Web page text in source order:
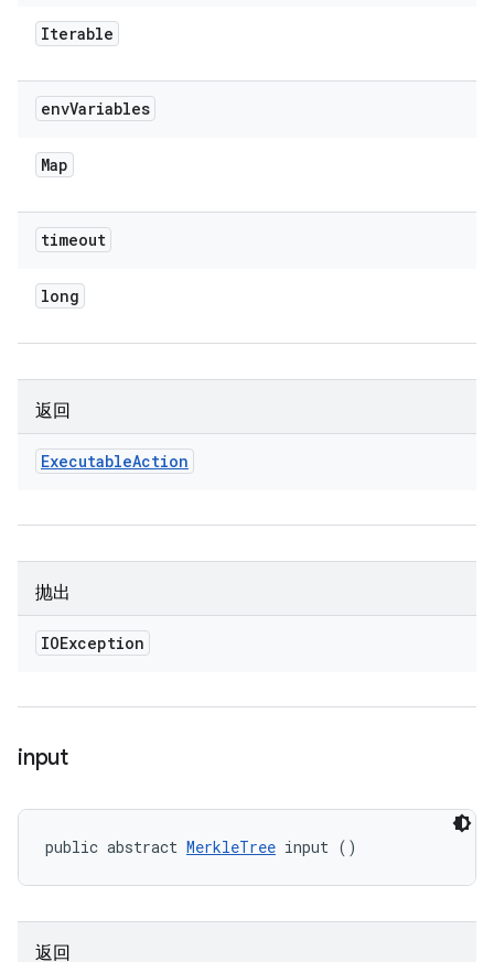
Iterable
envVariables
Map
timeout
long
返回
ExecutableAction
抛出
IOException
input
public abstract MerkleTree input ()
返回